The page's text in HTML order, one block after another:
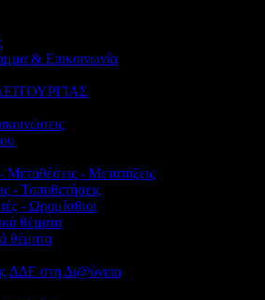
& Επικοινωνία
Μεταθέσεις - Μετατάξεις
- Τοποθετήσεις
- Ωρομίσθιοι
θέματα
θέματα
ΔΔΕ στη Δι@ύγεια